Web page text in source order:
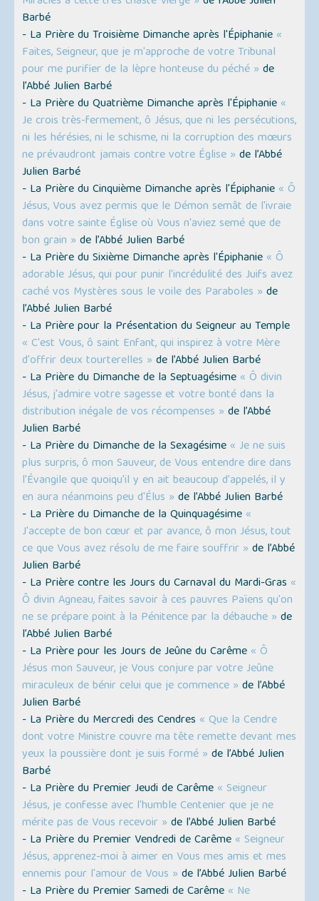
Barbé
- La Prière du Troisième Dimanche après l'Épiphanie «
Faites, Seigneur, que je m'approche de votre Tribunal
pour me purifier de la lèpre honteuse du péché » de
l’Abbé Julien Barbé
- La Prière du Quatrième Dimanche après l'Épiphanie «
Je crois très-fermement, ô Jésus, que ni les persécutions,
ni les hérésies, ni le schisme, ni la corruption des mœurs
ne prévaudront jamais contre votre Église » de l’Abbé
Julien Barbé
- La Prière du Cinquième Dimanche après l'Épiphanie « Ô
Jésus, Vous avez permis que le Démon semât de l'ivraie
dans votre sainte Église où Vous n'aviez semé que de
bon grain » de l’Abbé Julien Barbé
- La Prière du Sixième Dimanche après l'Épiphanie « Ô
adorable Jésus, qui pour punir l'incrédulité des Juifs avez
caché vos Mystères sous le voile des Paraboles » de
l’Abbé Julien Barbé
- La Prière pour la Présentation du Seigneur au Temple
« C'est Vous, ô saint Enfant, qui inspirez à votre Mère
d'offrir deux tourterelles » de l’Abbé Julien Barbé
- La Prière du Dimanche de la Septuagésime « Ô divin
Jésus, j'admire votre sagesse et votre bonté dans la
distribution inégale de vos récompenses » de l’Abbé
Julien Barbé
- La Prière du Dimanche de la Sexagésime « Je ne suis
plus surpris, ô mon Sauveur, de Vous entendre dire dans
l'Évangile que quoiqu'il y en ait beaucoup d'appelés, il y
en aura néanmoins peu d'Élus » de l’Abbé Julien Barbé
- La Prière du Dimanche de la Quinquagésime «
J'accepte de bon cœur et par avance, ô mon Jésus, tout
ce que Vous avez résolu de me faire souffrir » de l’Abbé
Julien Barbé
- La Prière contre les Jours du Carnaval du Mardi-Gras «
Ô divin Agneau, faites savoir à ces pauvres Païens qu'on
ne se prépare point à la Pénitence par la débauche » de
l’Abbé Julien Barbé
- La Prière pour les Jours de Jeûne du Carême « Ô
Jésus mon Sauveur, je Vous conjure par votre Jeûne
miraculeux de bénir celui que je commence » de l’Abbé
Julien Barbé
- La Prière du Mercredi des Cendres « Que la Cendre
dont votre Ministre couvre ma tête remette devant mes
yeux la poussière dont je suis formé » de l’Abbé Julien
Barbé
- La Prière du Premier Jeudi de Carême « Seigneur
Jésus, je confesse avec l'humble Centenier que je ne
mérite pas de Vous recevoir » de l’Abbé Julien Barbé
- La Prière du Premier Vendredi de Carême « Seigneur
Jésus, apprenez-moi à aimer en Vous mes amis et mes
ennemis pour l'amour de Vous » de l’Abbé Julien Barbé
- La Prière du Premier Samedi de Carême « Ne